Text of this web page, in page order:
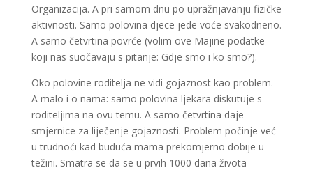
Organizacija. A pri samom dnu po upražnjavanju fizičke
aktivnosti. Samo polovina djece jede voće svakodneno.
A samo četvrtina povrće (volim ove Majine podatke
koji nas suočavaju s pitanje: Gdje smo i ko smo?).
Oko polovine roditelja ne vidi gojaznost kao problem.
A malo i o nama: samo polovina ljekara diskutuje s
roditeljima na ovu temu. A samo četvrtina daje
smjernice za liječenje gojaznosti. Problem počinje već
u trudnoći kad buduća mama prekomjerno dobije u
težini. Smatra se da se u prvih 1000 dana života